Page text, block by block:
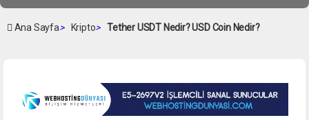
Ana Sayfa> Kripto> Tether USDT Nedir? USD Coin Nedir?